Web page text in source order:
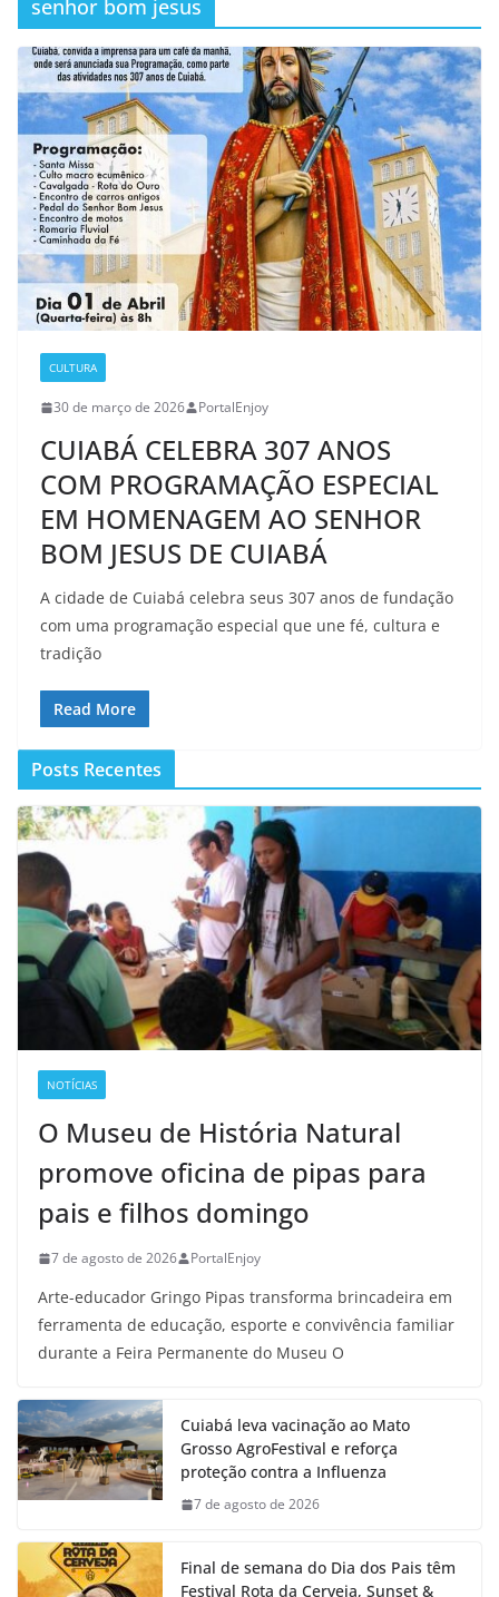
senhor bom jesus
CULTURA
30 de março de 2026 PortalEnjoy
CUIABÁ CELEBRA 307 ANOS
COM PROGRAMAÇÃO ESPECIAL
EM HOMENAGEM AO SENHOR
BOM JESUS DE CUIABÁ
A cidade de Cuiabá celebra seus 307 anos de fundação
com uma programação especial que une fé, cultura e
tradição
Read More
Posts Recentes
NOTÍCIAS
O Museu de História Natural
promove oficina de pipas para
pais e filhos domingo
7 de agosto de 2026 PortalEnjoy
Arte-educador Gringo Pipas transforma brincadeira em
ferramenta de educação, esporte e convivência familiar
durante a Feira Permanente do Museu O
Cuiabá leva vacinação ao Mato
Grosso AgroFestival e reforça
proteção contra a Influenza
7 de agosto de 2026
Final de semana do Dia dos Pais têm
Festival Rota da Cerveja, Sunset &